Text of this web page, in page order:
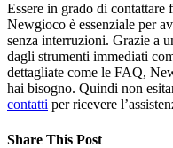
Essere in grado di
Newgioco è essenziale per
senza interruzioni. Grazie a
dagli strumenti immediati
dettagliate come le FAQ,
hai bisogno. Quindi non
contatti per ricevere
Share This Post